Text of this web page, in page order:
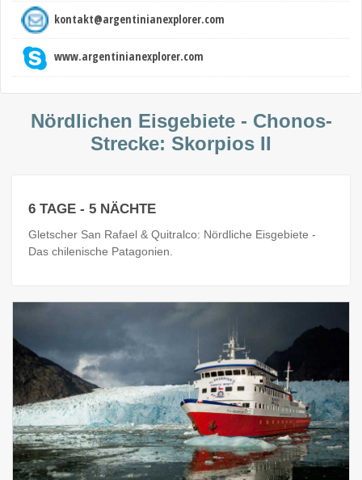
kontakt@argentinianexplorer.com
www.argentinianexplorer.com
Nördlichen Eisgebiete - Chonos-
Strecke: Skorpios II
6 TAGE - 5 NÄCHTE
Gletscher San Rafael & Quitralco: Nördliche Eisgebiete -
Das chilenische Patagonien.